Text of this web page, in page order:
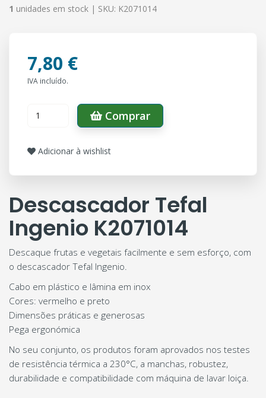
1 unidades em stock | SKU: K2071014
7,80 €
IVA incluído.
Comprar
Adicionar à wishlist
Descascador Tefal
Ingenio K2071014
Descaque frutas e vegetais facilmente e sem esforço, com
o descascador Tefal Ingenio.
Cabo em plástico e lâmina em inox
Cores: vermelho e preto
Dimensões práticas e generosas
Pega ergonómica
No seu conjunto, os produtos foram aprovados nos testes
de resistência térmica a 230°C, a manchas, robustez,
durabilidade e compatibilidade com máquina de lavar loiça.